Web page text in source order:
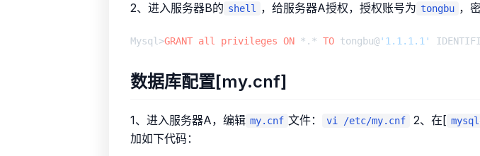
2、进入服务器B的 shell ，给服务器A授权，授权账号为 tongbu ，
Mysql>GRANT all privileges ON *.* TO tongbu@'1.1.1.1'
数据库配置[my.cnf]
1、进入服务器A，编辑 my.cnf 文件： vi /etc/my.cnf 2、在[
加如下代码：